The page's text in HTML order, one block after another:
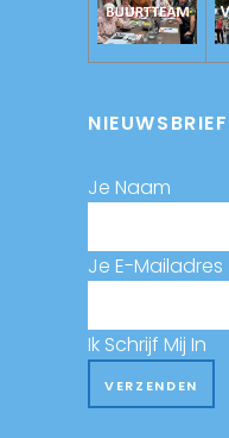
NIEUWSBRIEF
Je Naam
Je E-Mailadres
Ik Schrijf Mij In